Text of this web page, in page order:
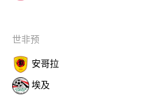
世非预
安哥拉
埃及